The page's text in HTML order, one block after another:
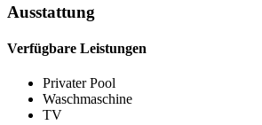
Ausstattung
Verfügbare Leistungen
Privater Pool
Waschmaschine
TV